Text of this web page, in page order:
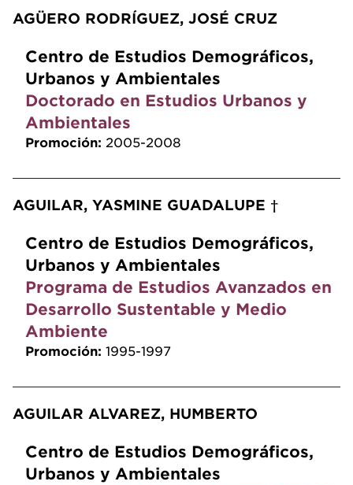
AGÜERO RODRÍGUEZ, JOSÉ CRUZ
Centro de Estudios Demográficos,
Urbanos y Ambientales
Doctorado en Estudios Urbanos y
Ambientales
Promoción: 2005-2008
AGUILAR, YASMINE GUADALUPE †
Centro de Estudios Demográficos,
Urbanos y Ambientales
Programa de Estudios Avanzados en
Desarrollo Sustentable y Medio
Ambiente
Promoción: 1995-1997
AGUILAR ALVAREZ, HUMBERTO
Centro de Estudios Demográficos,
Urbanos y Ambientales